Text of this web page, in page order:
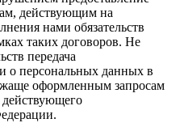
действующим на
нами обязательств
таких договоров. Не
передача
о персональных данных в
оформленным запросам
действующего